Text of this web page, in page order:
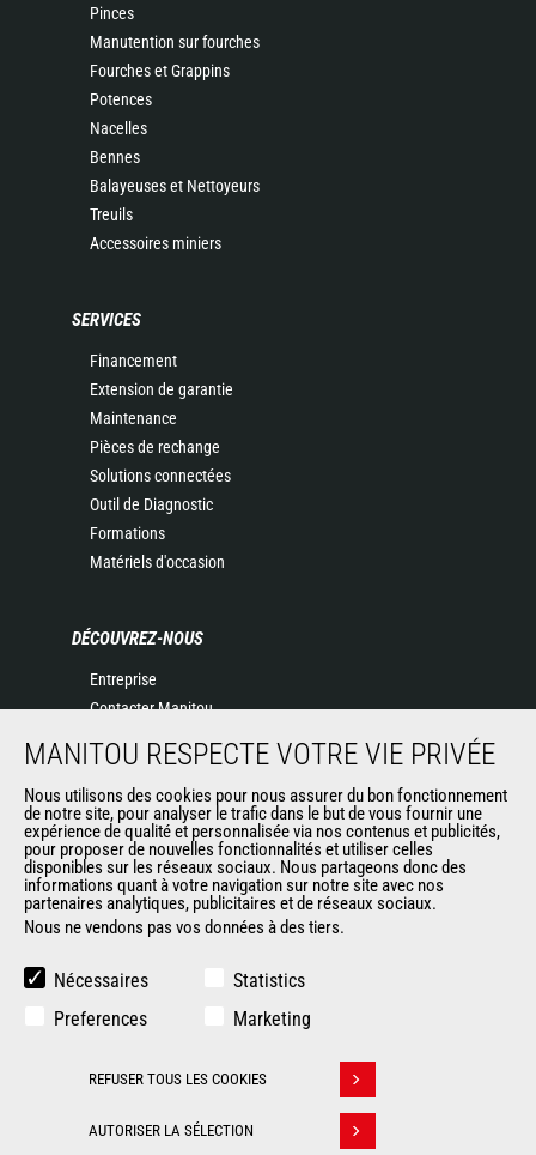
Pinces
Manutention sur fourches
Fourches et Grappins
Potences
Nacelles
Bennes
Balayeuses et Nettoyeurs
Treuils
Accessoires miniers
SERVICES
Financement
Extension de garantie
Maintenance
Pièces de rechange
Solutions connectées
Outil de Diagnostic
Formations
Matériels d'occasion
DÉCOUVREZ-NOUS
Entreprise
Contacter Manitou
Politique de protection des données
Evénements
Actualités
Historique
AUTRES SITES DU GROUPE
Manitou Group
Used Manitou Machines
Gehl
MANITOU RESPECTE VOTRE VIE PRIVÉE
Nous utilisons des cookies pour nous assurer du bon fonctionnement
de notre site, pour analyser le trafic dans le but de vous fournir une
expérience de qualité et personnalisée via nos contenus et publicités,
pour proposer de nouvelles fonctionnalités et utiliser celles
disponibles sur les réseaux sociaux. Nous partageons donc des
informations quant à votre navigation sur notre site avec nos
partenaires analytiques, publicitaires et de réseaux sociaux.
Nous ne vendons pas vos données à des tiers.
Nécessaires
Statistics
Preferences
Marketing
REFUSER TOUS LES COOKIES
AUTORISER LA SÉLECTION